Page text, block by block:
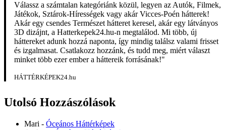
Válassz a számtalan kategóriánk közül, legyen az Autók, Filmek,
Játékok, Sztárok-Hírességek vagy akár Vicces-Poén hátterek!
Akár egy csendes Természet hátteret keresel, akár egy látványos
3D dizájnt, a Hatterkepek24.hu-n megtalálod. Mi több, új
háttereket adunk hozzá naponta, így mindig találsz valami frisset
és izgalmasat. Csatlakozz hozzánk, és tudd meg, miért választ
minket több ezer ember a háttereik forrásának!"
HÁTTÉRKÉPEK24.hu
Utolsó Hozzászólások
Mari - Óceános Háttérképek